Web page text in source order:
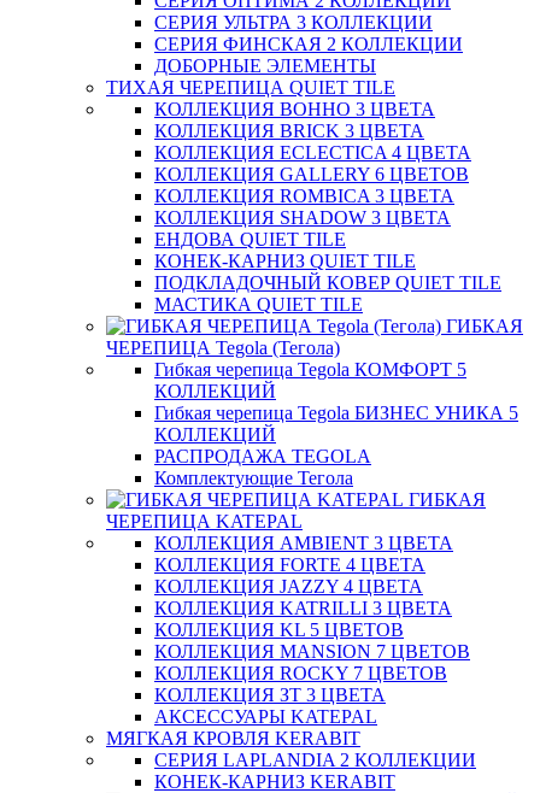
СЕРИЯ УЛЬТРА 3 КОЛЛЕКЦИИ
СЕРИЯ ФИНСКАЯ 2 КОЛЛЕКЦИИ
ДОБОРНЫЕ ЭЛЕМЕНТЫ
ТИХАЯ ЧЕРЕПИЦА QUIET TILE
КОЛЛЕКЦИЯ BOHHO 3 ЦВЕТА
КОЛЛЕКЦИЯ BRICK 3 ЦВЕТА
КОЛЛЕКЦИЯ ECLECTICA 4 ЦВЕТА
КОЛЛЕКЦИЯ GALLERY 6 ЦВЕТОВ
КОЛЛЕКЦИЯ ROMBICA 3 ЦВЕТА
КОЛЛЕКЦИЯ SHADOW 3 ЦВЕТА
ЕНДОВА QUIET TILE
КОНЕК-КАРНИЗ QUIET TILE
ПОДКЛАДОЧНЫЙ КОВЕР QUIET TILE
МАСТИКА QUIET TILE
ГИБКАЯ
ЧЕРЕПИЦА Tegola (Тегола)
Гибкая черепица Tegola КОМФОРТ 5
КОЛЛЕКЦИЙ
Гибкая черепица Tegola БИЗНЕС УНИКА 5
КОЛЛЕКЦИЙ
РАСПРОДАЖА TEGOLA
Комплектующие Тегола
ГИБКАЯ
ЧЕРЕПИЦА KATEPAL
КОЛЛЕКЦИЯ AMBIENT 3 ЦВЕТА
КОЛЛЕКЦИЯ FORTE 4 ЦВЕТА
КОЛЛЕКЦИЯ JAZZY 4 ЦВЕТА
КОЛЛЕКЦИЯ KATRILLI 3 ЦВЕТА
КОЛЛЕКЦИЯ KL 5 ЦВЕТОВ
КОЛЛЕКЦИЯ MANSION 7 ЦВЕТОВ
КОЛЛЕКЦИЯ ROCKY 7 ЦВЕТОВ
КОЛЛЕКЦИЯ ЗТ 3 ЦВЕТА
АКСЕССУАРЫ KATEPAL
МЯГКАЯ КРОВЛЯ KERABIT
СЕРИЯ LAPLANDIA 2 КОЛЛЕКЦИИ
КОНЕК-КАРНИЗ KERABIT